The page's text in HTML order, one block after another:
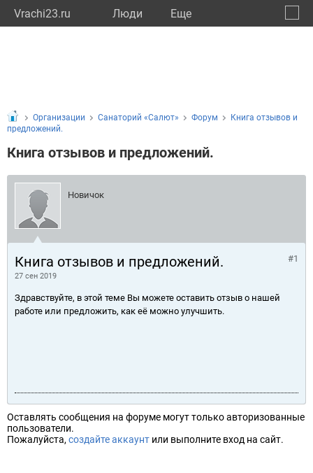
Vrachi23.ru Люди Eще
Организации Санаторий «Салют» Форум
Книга отзывов и
предложений.
Книга отзывов и предложений.
Новичок
Книга отзывов и предложений.
27 сен 2019
#1
Здравствуйте, в этой теме Вы можете оставить отзыв о нашей
работе или предложить, как её можно улучшить.
Оставлять сообщения на форуме могут только авторизованные
пользователи.
Пожалуйста, создайте аккаунт или выполните вход на сайт.